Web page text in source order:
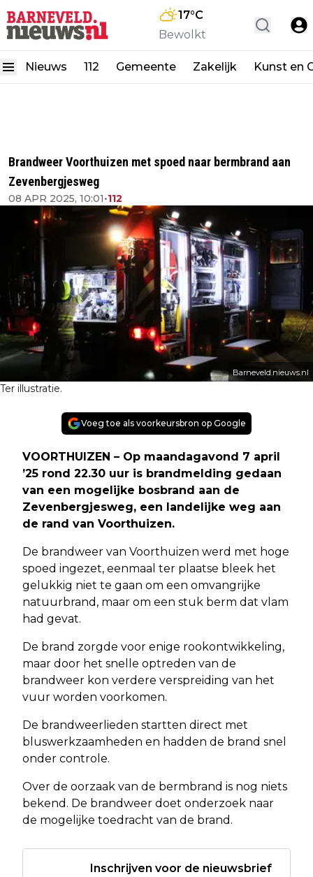
17°C
Bewolkt
Nieuws 112 Gemeente Zakelijk Kunst en
Brandweer Voorthuizen met spoed naar bermbrand aan
Zevenbergjesweg
08 APR 2025, 10:01•112
Barneveld.nieuws.nl
Ter illustratie.
Voeg toe als voorkeursbron op Google
VOORTHUIZEN – Op maandagavond 7 april
’25 rond 22.30 uur is brandmelding gedaan
van een mogelijke bosbrand aan de
Zevenbergjesweg, een landelijke weg aan
de rand van Voorthuizen.
De brandweer van Voorthuizen werd met hoge
spoed ingezet, eenmaal ter plaatse bleek het
gelukkig niet te gaan om een omvangrijke
natuurbrand, maar om een stuk berm dat vlam
had gevat.
De brand zorgde voor enige rookontwikkeling,
maar door het snelle optreden van de
brandweer kon verdere verspreiding van het
vuur worden voorkomen.
De brandweerlieden startten direct met
bluswerkzaamheden en hadden de brand snel
onder controle.
Over de oorzaak van de bermbrand is nog niets
bekend. De brandweer doet onderzoek naar
de mogelijke toedracht van de brand.
Inschrijven voor de nieuwsbrief